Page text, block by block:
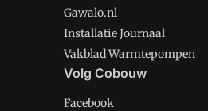
Gawalo.nl
Installatie Journaal
Vakblad Warmtepompen
Volg Cobouw
Facebook